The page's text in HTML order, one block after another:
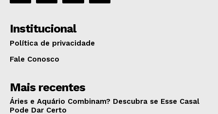
Institucional
Política de privacidade
Fale Conosco
Mais recentes
Áries e Aquário Combinam? Descubra se Esse Casal
Pode Dar Certo